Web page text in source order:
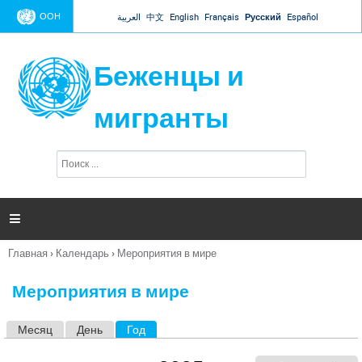
Jump to navigation
ООН العربية 中文 English Français Русский Español
Беженцы и
мигранты
п
и

Вы
Главная › Календарь › Мероприятия в мире
Мероприятия в мире
Месяц День Год